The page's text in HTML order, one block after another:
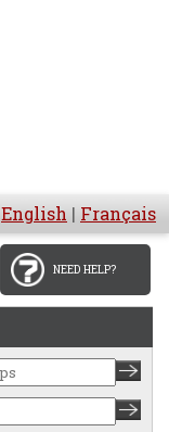
English | Français
NEED HELP?